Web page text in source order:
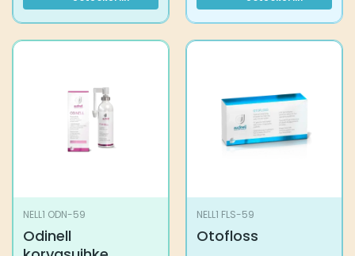
NELL1 ODN-59
Odinell
NELL1 FLS-59
Otofloss